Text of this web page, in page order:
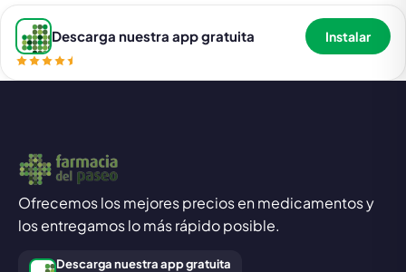
Descarga nuestra app gratuita Instalar
Ofrecemos los mejores precios en medicamentos y
los entregamos lo más rápido posible.
Descarga nuestra app gratuita